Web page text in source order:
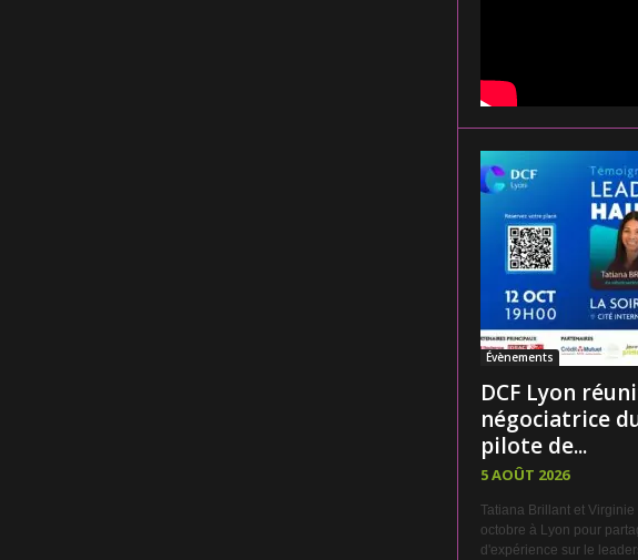
Évènements
DCF Lyon
négociatrice
pilote de...
5 AOÛT 2026
Tatiana Brillant et
octobre à Lyon pour
d'expérience sur le